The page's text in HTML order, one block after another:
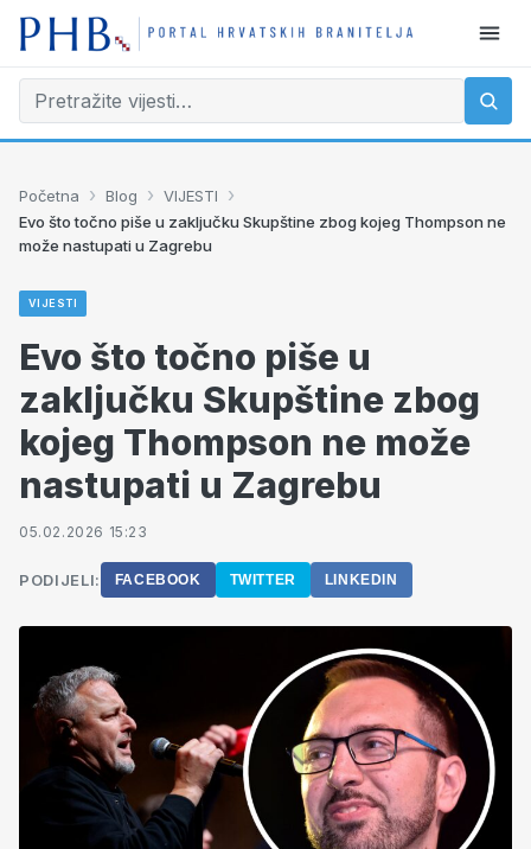
Početna › Blog › VIJESTI ›
Evo što točno piše u zaključku Skupštine zbog kojeg Thompson ne
može nastupati u Zagrebu
VIJESTI
Evo što točno piše u
zaključku Skupštine zbog
kojeg Thompson ne može
nastupati u Zagrebu
05.02.2026 15:23
PODIJELI: FACEBOOK TWITTER LINKEDIN